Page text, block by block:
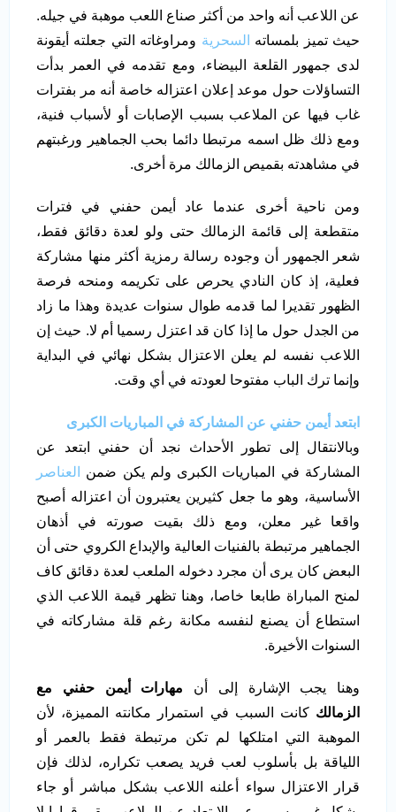
عن اللاعب أنه واحد من أكثر صناع اللعب موهبة في جيله.
حيث تميز بلمساته السحرية ومراوغاته التي جعلته أيقونة
لدى جمهور القلعة البيضاء، ومع تقدمه في العمر بدأت
التساؤلات حول موعد إعلان اعتزاله خاصة أنه مر بفترات
غاب فيها عن الملاعب بسبب الإصابات أو لأسباب فنية،
ومع ذلك ظل اسمه مرتبطا دائما بحب الجماهير ورغبتهم
في مشاهدته بقميص الزمالك مرة أخرى.
ومن ناحية أخرى عندما عاد أيمن حفني في فترات
متقطعة إلى قائمة الزمالك حتى ولو لعدة دقائق فقط،
شعر الجمهور أن وجوده رسالة رمزية أكثر منها مشاركة
فعلية، إذ كان النادي يحرص على تكريمه ومنحه فرصة
الظهور تقديرا لما قدمه طوال سنوات عديدة وهذا ما زاد
من الجدل حول ما إذا كان قد اعتزل رسميا أم لا. حيث إن
اللاعب نفسه لم يعلن الاعتزال بشكل نهائي في البداية
وإنما ترك الباب مفتوحا لعودته في أي وقت.
ابتعد أيمن حفني عن المشاركة في المباريات الكبرى
وبالانتقال إلى تطور الأحداث نجد أن حفني ابتعد عن
المشاركة في المباريات الكبرى ولم يكن ضمن
العناصر
الأساسية، وهو ما جعل كثيرين يعتبرون أن اعتزاله أصبح
واقعا غير معلن، ومع ذلك بقيت صورته في أذهان
الجماهير مرتبطة بالفنيات العالية والإبداع الكروي حتى أن
البعض كان يرى أن مجرد دخوله الملعب لعدة دقائق كاف
لمنح المباراة طابعا خاصا، وهنا تظهر قيمة اللاعب الذي
استطاع أن يصنع لنفسه مكانة رغم قلة مشاركاته في
السنوات الأخيرة.
وهنا يجب الإشارة إلى أن مهارات أيمن حفني مع
الزمالك كانت السبب في استمرار مكانته المميزة، لأن
الموهبة التي امتلكها لم تكن مرتبطة فقط بالعمر أو
اللياقة بل بأسلوب لعب فريد يصعب تكراره، لذلك فإن
قرار الاعتزال سواء أعلنه اللاعب بشكل مباشر أو جاء